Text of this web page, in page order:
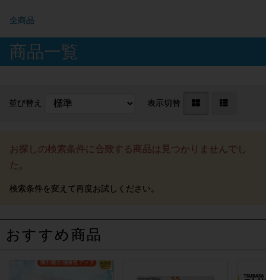
全商品
商品一覧
並び替え 表示切替
お探しの検索条件に合致する商品は見つかりませんでし
た。
おすすめ商品